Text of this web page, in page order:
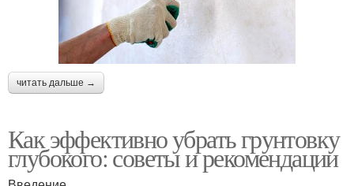
читать дальше →
Как эффективно убрать грунтовку
глубокого: советы и рекомендации